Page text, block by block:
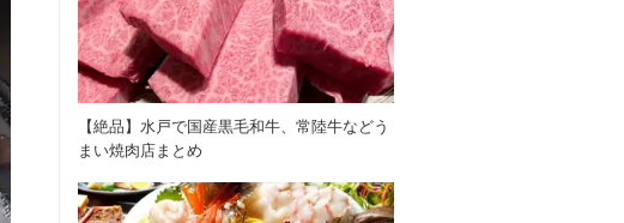
【絶品】水戸で国産黒毛和牛、常陸牛などう
まい焼肉店まとめ